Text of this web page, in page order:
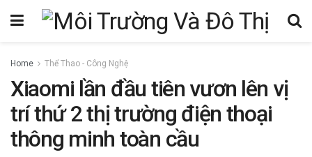
Home Thể Thao - Công Nghệ
Xiaomi lần đầu tiên vươn lên vị
trí thứ 2 thị trường điện thoại
thông minh toàn cầu